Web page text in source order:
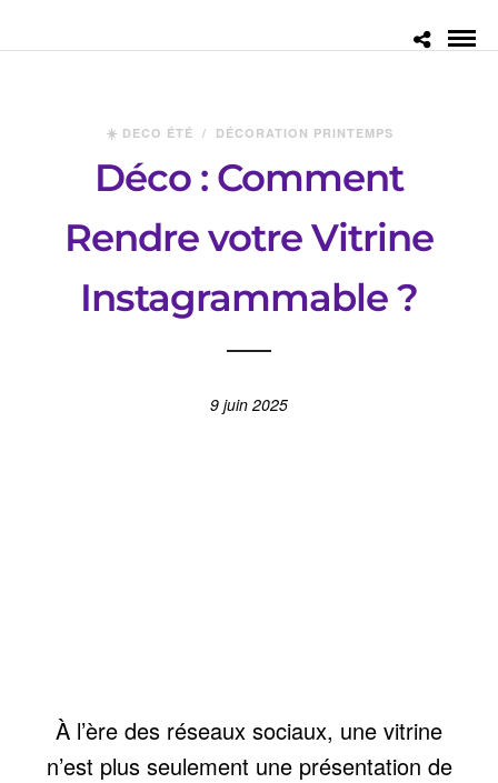
☀️ DECO ÉTÉ / DÉCORATION PRINTEMPS
Déco : Comment
Rendre votre Vitrine
Instagrammable ?
9 juin 2025
À l’ère des réseaux sociaux, une vitrine
n’est plus seulement une présentation de